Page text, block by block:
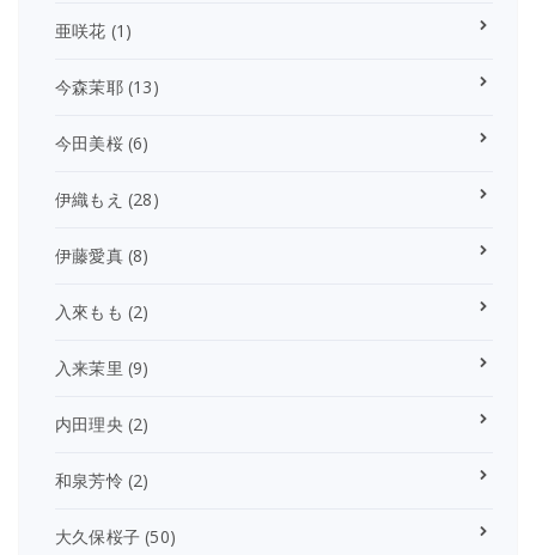
亜咲花 (1)
今森茉耶(13)
今田美桜(6)
伊織もえ (28)
伊藤愛真(8)
入來もも (2)
入来茉里 (9)
内田理央 (2)
和泉芳怜 (2)
大久保桜子 (50)